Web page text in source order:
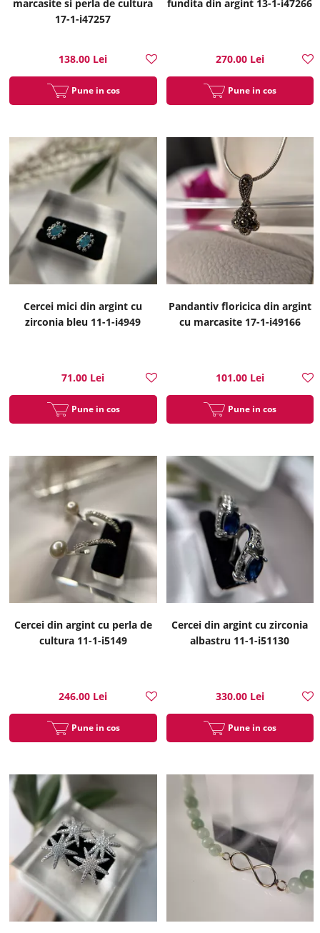
marcasite si perla de cultura
17-1-i47257
138.00 Lei
Pune in cos
fundita din argint 13-1-i47266
270.00 Lei
Pune in cos
Cercei mici din argint cu
zirconia bleu 11-1-i4949
71.00 Lei
Pune in cos
Pandantiv floricica din argint
cu marcasite 17-1-i49166
101.00 Lei
Pune in cos
Cercei din argint cu perla de
cultura 11-1-i5149
246.00 Lei
Pune in cos
Cercei din argint cu zirconia
albastru 11-1-i51130
330.00 Lei
Pune in cos